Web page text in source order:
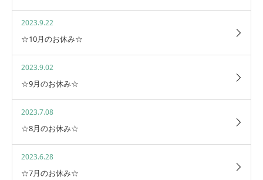
2023.9.22
☆10月のお休み☆
2023.9.02
☆9月のお休み☆
2023.7.08
☆8月のお休み☆
2023.6.28
☆7月のお休み☆